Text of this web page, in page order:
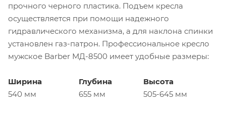
прочного черного пластика. Подъем кресла
осуществляется при помощи надежного
гидравлического механизма, а для наклона спинки
установлен газ-патрон. Профессиональное кресло
мужское Barber МД-8500 имеет удобные размеры:
Ширина Глубина
Высота
540 мм
655 мм 505-645 мм